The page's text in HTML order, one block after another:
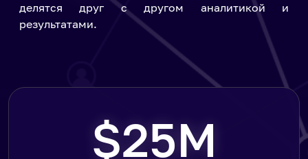
делятся друг с другом аналитикой и
результатами.
$25M